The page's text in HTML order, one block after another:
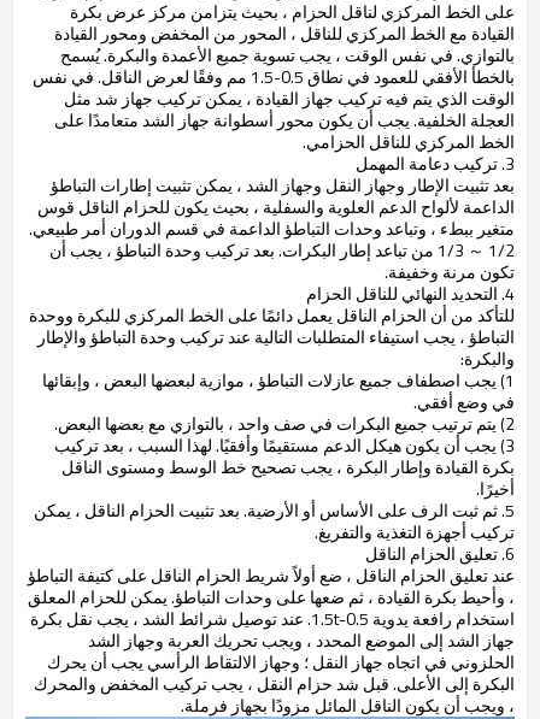
على الخط المركزي لناقل الحزام ، بحيث يتزامن مركز عرض بكرة
القيادة مع الخط المركزي للناقل ، المحور من المخفض ومحور القيادة
بالتوازي. في نفس الوقت ، يجب تسوية جميع الأعمدة والبكرة. يُسمح
بالخطأ الأفقي للعمود في نطاق 0.5-1.5 مم وفقًا لعرض الناقل. في نفس
الوقت الذي يتم فيه تركيب جهاز القيادة ، يمكن تركيب جهاز شد مثل
العجلة الخلفية. يجب أن يكون محور أسطوانة جهاز الشد متعامدًا على
الخط المركزي للناقل الحزامي.
3. تركيب دعامة المهمل
بعد تثبيت الإطار وجهاز النقل وجهاز الشد ، يمكن تثبيت إطارات التباطؤ
الداعمة لألواح الدعم العلوية والسفلية ، بحيث يكون للحزام الناقل قوس
متغير ببطء ، وتباعد وحدات التباطؤ الداعمة في قسم الدوران أمر طبيعي.
1/2 ～ 1/3 من تباعد إطار البكرات. بعد تركيب وحدة التباطؤ ، يجب أن
تكون مرنة وخفيفة.
4. التحديد النهائي للناقل الحزام
للتأكد من أن الحزام الناقل يعمل دائمًا على الخط المركزي للبكرة ووحدة
التباطؤ ، يجب استيفاء المتطلبات التالية عند تركيب وحدة التباطؤ والإطار
والبكرة:
1) يجب اصطفاف جميع عازلات التباطؤ ، موازية لبعضها البعض ، وإبقائها
في وضع أفقي.
2) يتم ترتيب جميع البكرات في صف واحد ، بالتوازي مع بعضها البعض.
3) يجب أن يكون هيكل الدعم مستقيمًا وأفقيًا. لهذا السبب ، بعد تركيب
بكرة القيادة وإطار البكرة ، يجب تصحيح خط الوسط ومستوى الناقل
أخيرًا.
5. ثم ثبت الرف على الأساس أو الأرضية. بعد تثبيت الحزام الناقل ، يمكن
تركيب أجهزة التغذية والتفريغ.
6. تعليق الحزام الناقل
عند تعليق الحزام الناقل ، ضع أولاً شريط الحزام الناقل على كتيفة التباطؤ
، وأحيط بكرة القيادة ، ثم ضعها على وحدات التباطؤ. يمكن للحزام المعلق
استخدام رافعة يدوية 0.5-1.5t. عند توصيل شرائط الشد ، يجب نقل بكرة
جهاز الشد إلى الموضع المحدد ، ويجب تحريك العربة وجهاز الشد
الحلزوني في اتجاه جهاز النقل ؛ وجهاز الالتقاط الرأسي يجب أن يحرك
البكرة إلى الأعلى. قبل شد حزام النقل ، يجب تركيب المخفض والمحرك
، ويجب أن يكون الناقل المائل مزودًا بجهاز فرملة.